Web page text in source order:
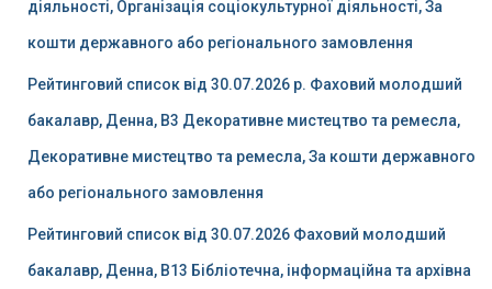
діяльності, Організація соціокультурної діяльності, За
кошти державного або регіонального замовлення
Рейтинговий список від 30.07.2026 р. Фаховий молодший
бакалавр, Денна, B3 Декоративне мистецтво та ремесла,
Декоративне мистецтво та ремесла, За кошти державного
або регіонального замовлення
Рейтинговий список від 30.07.2026 Фаховий молодший
бакалавр, Денна, B13 Бібліотечна, інформаційна та архівна